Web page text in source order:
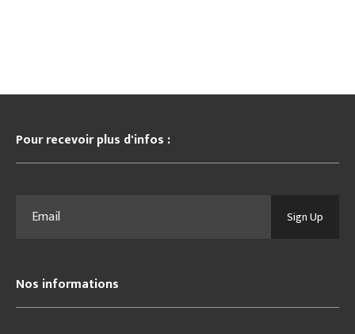
Pour recevoir plus d'infos :
Sign Up
Nos informations